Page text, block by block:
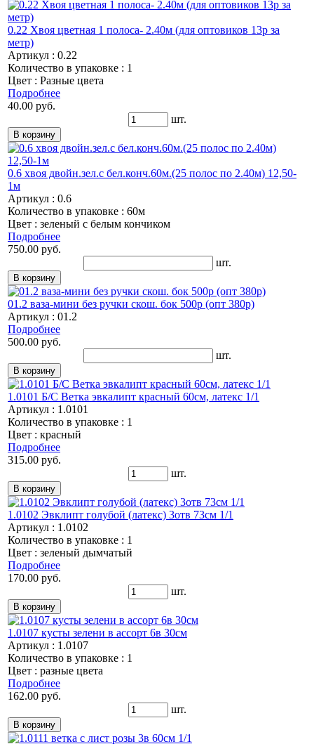
0.22 Хвоя цветная 1 полоса- 2.40м (для оптовиков 13р за
метр)
Артикул : 0.22
Количество в упаковке : 1
Цвет : Разные цвета
Подробнее
40.00 руб.
шт.
0.6 хвоя двойн.зел.с бел.конч.60м.(25 полос по 2.40м) 12,50-
1м
Артикул : 0.6
Количество в упаковке : 60м
Цвет : зеленый с белым кончиком
Подробнее
750.00 руб.
шт.
01.2 ваза-мини без ручки скош. бок 500р (опт 380р)
Артикул : 01.2
Подробнее
500.00 руб.
шт.
1.0101 Б/С Ветка эвкалипт красный 60см, латекс 1/1
Артикул : 1.0101
Количество в упаковке : 1
Цвет : красный
Подробнее
315.00 руб.
шт.
1.0102 Эвклипт голубой (латекс) 3отв 73см 1/1
Артикул : 1.0102
Количество в упаковке : 1
Цвет : зеленый дымчатый
Подробнее
170.00 руб.
шт.
1.0107 кусты зелени в ассорт 6в 30см
Артикул : 1.0107
Количество в упаковке : 1
Цвет : разные цвета
Подробнее
162.00 руб.
шт.